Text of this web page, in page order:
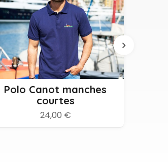
S M L XXL
XXXL
XS
Polo Canot manches
courtes
24,00 €